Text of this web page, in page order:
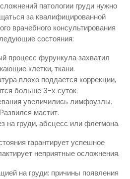
патологии груди нужно
за квалифицированной
врачебного консультирования
состояния:
процесс фурункула захватил
клетки, ткани.
плохо поддается коррекции,
больше 3-х суток.
увеличились лимфоузлы.
Развился мастит.
на груди, абсцесс или флегмона.
гарантирует успешное
неприятные осложнения.